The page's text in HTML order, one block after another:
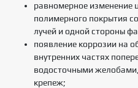
равномерное изменение
полимерного покрытия
лучей и одной стороны
появление коррозии на
внутренних частях
водосточными
крепеж;